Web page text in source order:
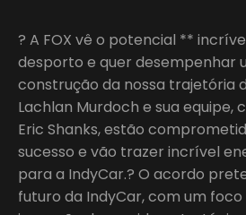
? A FOX vê o potencial **
desporto e quer desempenhar
construção da nossa trajetória
Lachlan Murdoch e sua equipe,
Eric Shanks, estão
sucesso e vão trazer incrível
para a IndyCar.? O acordo
futuro da IndyCar, com um